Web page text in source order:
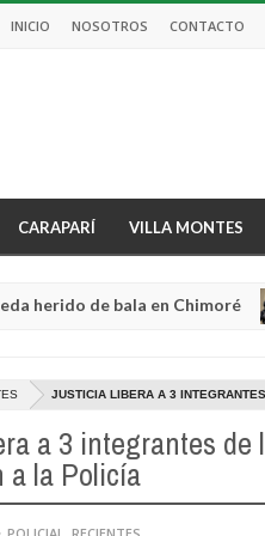
INICIO NOSOTROS CONTACTO
CARAPARÍ VILLA MONTES
de bala en Chimoré
JUSTICIA LIBERA A 3
a 3 integrantes de
a la Policía